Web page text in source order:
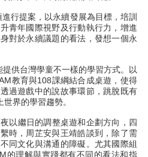
行提案，以永續發展為目標，培訓
青年國際視野及行動執行力，增進
對於永續議題的看法，發想一個永
供台灣學童不一樣的學習方式。以
教育與108課綱結合成桌遊，使得
過遊戲中的說故事環節，跳脫既有
界的學習趨勢。
繼日的調整桌遊和企劃方向，四
時，周芷安與王靖皓談到，除了需
同文化與溝通的障礙。尤其國際組
的理解與實踐都有不同的看法和指